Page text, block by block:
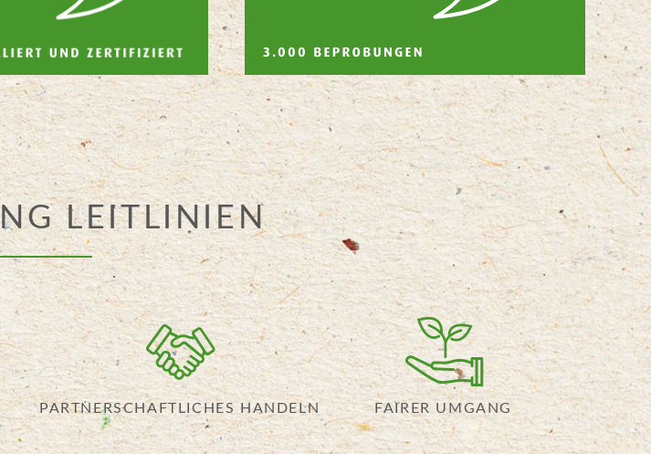
LEITLINIEN
PARTNERSCHAFTLICHES HANDELN FAIRER UMGANG